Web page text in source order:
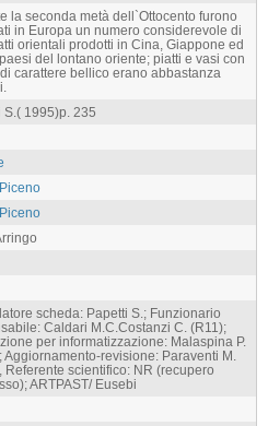
la seconda metà dell`Ottocento furono
in Europa un numero considerevole di
orientali prodotti in Cina, Giappone ed
del lontano oriente; piatti e vasi con
carattere bellico erano abbastanza
S.( 1995)p. 235
scheda: Papetti S.; Funzionario
Caldari M.C.Costanzi C. (R11);
per informatizzazione: Malaspina P.
Aggiornamento-revisione: Paraventi M.
Referente scientifico: NR (recupero
ARTPAST/ Eusebi